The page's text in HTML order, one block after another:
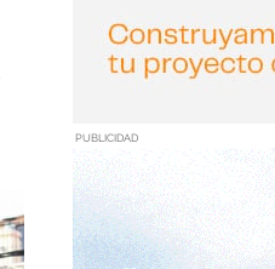
PUBLICIDAD